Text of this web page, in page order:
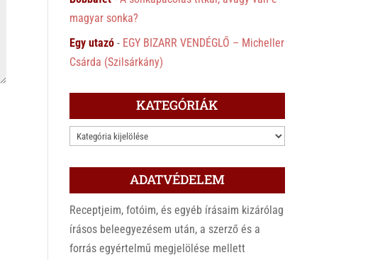
magyar sonka?
Egy utazó - EGY BIZARR VENDÉGLŐ – Micheller
Csárda (Szilsárkány)
KATEGÓRIÁK
KATEGÓRIÁK
ADATVÉDELEM
Receptjeim, fotóim, és egyéb írásaim kizárólag
írásos beleegyezésem után, a szerző és a
forrás egyértelmű megjelölése mellett